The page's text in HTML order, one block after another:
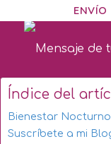
ENVÍO
Índice del
Bienestar
Suscríbete a mi